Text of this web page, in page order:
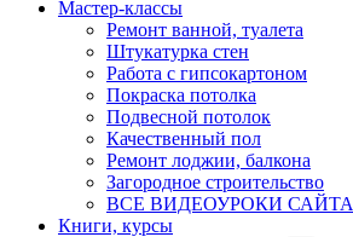
Мастер-классы
Ремонт ванной, туалета
Штукатурка стен
Работа с гипсокартоном
Покраска потолка
Подвесной потолок
Качественный пол
Ремонт лоджии, балкона
Загородное строительство
ВСЕ ВИДЕОУРОКИ САЙТА
Книги, курсы